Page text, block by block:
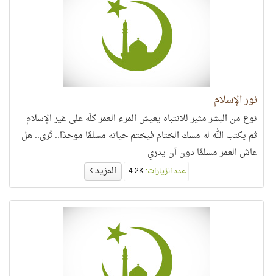
نور الإسلام
نوع من البشر مثير للانتباه يعيش المرء العمر كلّه على غير الإسلام
ثم يكتب الله له مسك الختام فيختم حياته مسلمًا موحدًا.. تُرى.. هل
عاش العمر مسلمًا دون أن يدري
عدد الزيارات: المزيد